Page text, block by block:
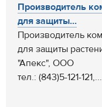
Производитель
для защиты...
Производитель
для защиты
"Апекс", ООО
тел.: (843)5-121-121,...